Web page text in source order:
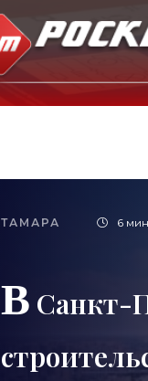
ТАМАРА 6
В Санкт-